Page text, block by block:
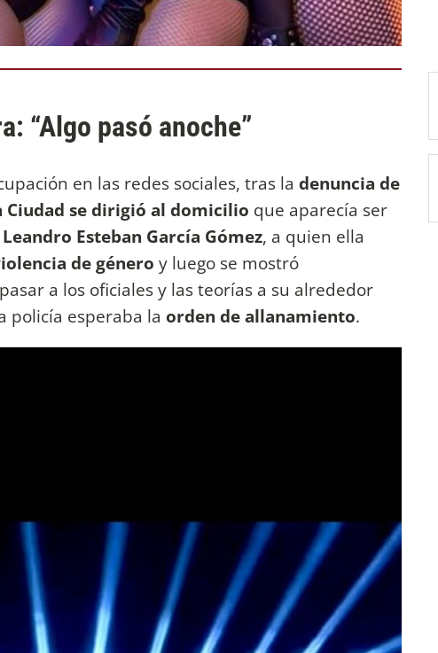
“Algo pasó anoche”
en las redes sociales, tras la denuncia de
Ciudad se dirigió al domicilio que aparecía ser
Esteban García Gómez, a quien ella
de género y luego se mostró
a los oficiales y las teorías a su alrededor
policía esperaba la orden de allanamiento.